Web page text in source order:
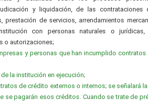
y liquidación, de las contrataciones
prestación de servicios, arrendamientos
con personas naturales o jurídicas,
o autorizaciones;
y personas que han incumplido contratos
la institución en ejecución;
de crédito externos o internos; se señalará
se pagarán esos créditos. Cuando se trate de